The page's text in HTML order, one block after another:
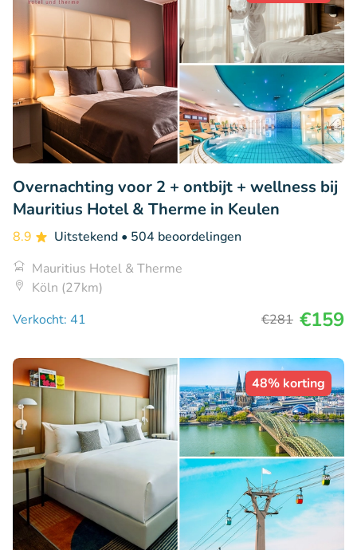
Overnachting voor 2 + ontbijt + wellness bij
Mauritius Hotel & Therme in Keulen
8.9 Uitstekend • 504 beoordelingen
Mauritius Hotel & Therme
Köln (27km)
Verkocht: 41
€281 €159
48% korting